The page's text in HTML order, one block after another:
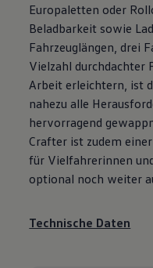
Europaletten oder
Beladbarkeit sowie
Fahrzeuglängen, drei
Vielzahl durchdachter
Arbeit erleichtern, ist
nahezu alle
hervorragend
Crafter ist zudem
für Vielfahrerinnen
optional noch weiter
Technische Daten